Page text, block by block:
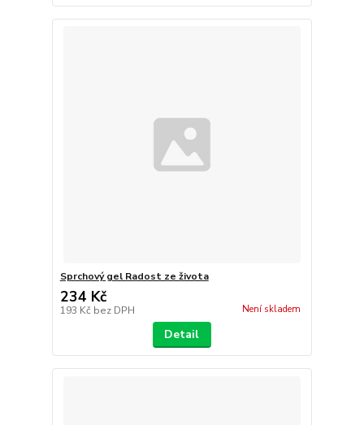
Sprchový gel Radost ze života
234 Kč
193 Kč bez DPH Není skladem
Detail